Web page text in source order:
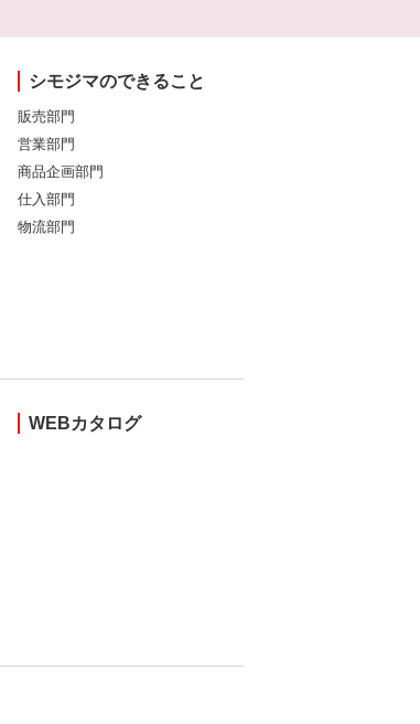
シモジマのできること
販売部門
営業部門
商品企画部門
仕入部門
物流部門
WEBカタログ